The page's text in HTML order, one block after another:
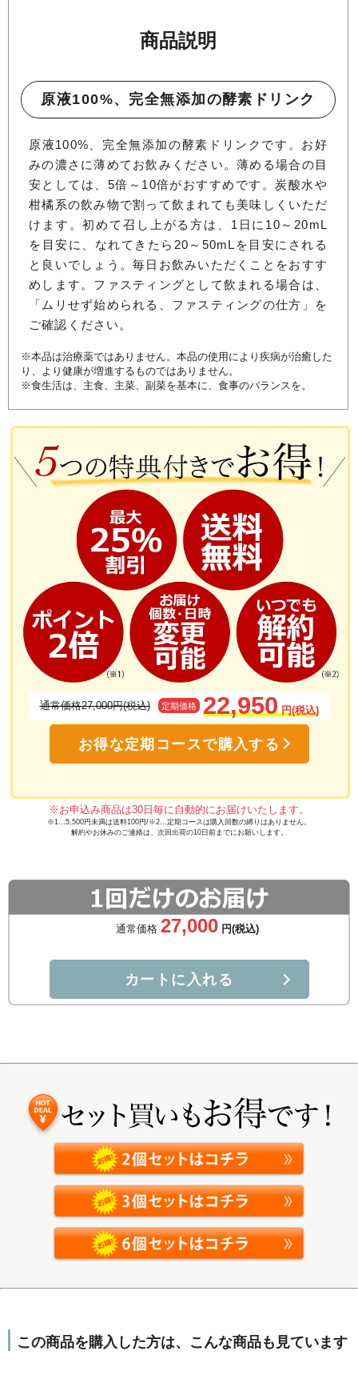
商品説明
原液100%、完全無添加の酵素ドリンク
原液100%、完全無添加の酵素ドリンクです。お好
みの濃さに薄めてお飲みください。薄める場合の目
安としては、5倍～10倍がおすすめです。炭酸水や
柑橘系の飲み物で割って飲まれても美味しくいただ
けます。初めて召し上がる方は、1日に10～20mL
を目安に、なれてきたら20～50mLを目安にされる
と良いでしょう。毎日お飲みいただくことをおすす
めします。ファスティングとして飲まれる場合は、
「ムリせず始められる、ファスティングの仕方」を
ご確認ください。
※本品は治療薬ではありません。本品の使用により疾病が治癒した
り、より健康が増進するものではありません。
※食生活は、主食、主菜、副菜を基本に、食事のバランスを。
通常価格 27,000 円(税込)
カートに入れる
通常価格27,000円(税込) 定期価格 22,950 円(税込)
お得な定期コースで購入する
※お申込み商品は30日毎に自動的にお届けいたします。
※1…5,500円未満は送料100円/※2…定期コースは購入回数の縛りはありません。
解約やお休みのご連絡は、次回出荷の10日前までにお願いします。
この商品を購入した方は、こんな商品も見ています